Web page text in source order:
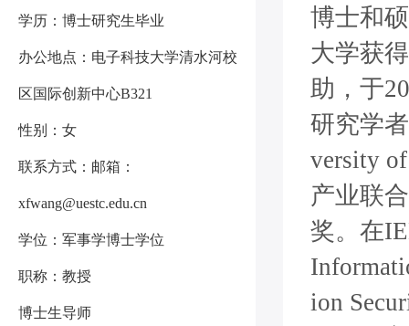
学历：博士研究生毕业
办公地点：电子科技大学清水河校
区国际创新中心B321
性别：女
联系方式：邮箱：
xfwang@uestc.edu.cn
学位：军事学博士学位
职称：教授
博士生导师
博士和
大学获
助，于
研究学
versity
产业联
奖。在
ion